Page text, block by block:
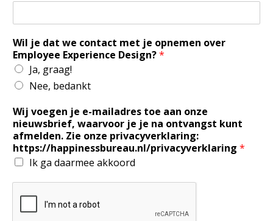
Wil je dat we contact met je opnemen over
Employee Experience Design?*
Ja, graag!
Nee, bedankt
Wij voegen je e-mailadres toe aan onze
nieuwsbrief, waarvoor je je na ontvangst kunt
afmelden. Zie onze privacyverklaring:
https://happinessbureau.nl/privacyverklaring *
Ik ga daarmee akkoord